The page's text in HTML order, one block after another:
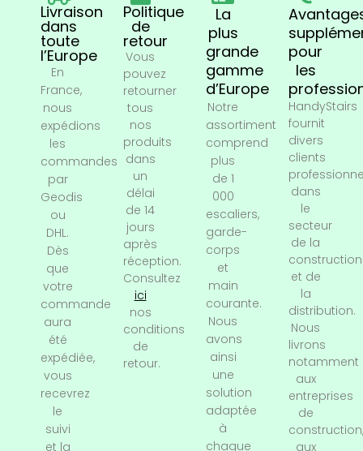
Livraison
dans
toute
l’Europe
En
France,
nous
expédions
les
commandes
par
Geodis
ou
DHL.
Dès
que
votre
commande
aura
été
expédiée,
vous
recevrez
le
suivi
et la
Politique
de
retour
Vous
pouvez
retourner
tous
nos
produits
dans
un
délai
de 14
jours
après
réception.
Consultez
ici
nos
conditions
de
retour.
La
plus
grande
gamme
d’Europe
Notre
assortiment
comprend
plus
de 1
000
escaliers,
garde-
corps
et
main
courante.
Nous
avons
ainsi
une
solution
adaptée
à
chaque
pour
les
HandyStairs
fournit
divers
clients
dans
le
secteur
de la
construction
et de
la
distribution.
Nous
livrons
notamment
aux
entreprises
de
construction,
aux